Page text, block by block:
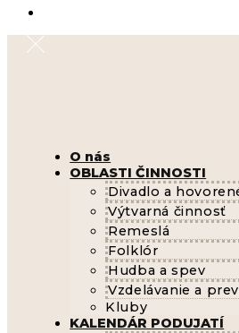
O nás
OBLASTI ČINNOSTI
Divadlo a
Výtvarná činnosť
Remeslá
Folklór
Hudba a spev
Vzdelávanie a
Kluby
KALENDÁR PODUJATÍ